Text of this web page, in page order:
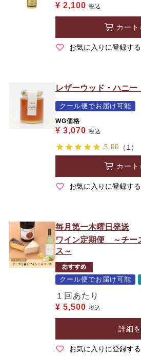
¥ 2,100 税込
カー
お気に入りに登録する
レザーウッド・ハニ
クール便でお届け可能
WG価格
¥ 3,070 税込
5.00 （1）
カー
お気に入りに登録する
毎月第一木曜日発送
ワイン定期便 ～チー
ス～
クール便でお届け可能
１回あたり
¥ 5,500 税込
詳細
お気に入りに登録する